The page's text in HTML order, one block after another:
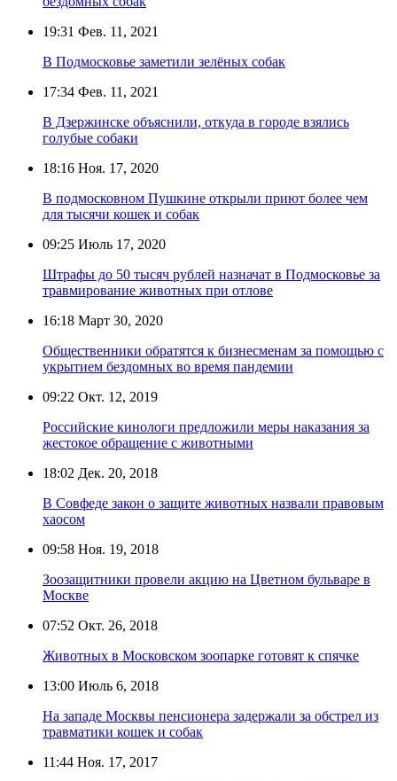
19:31 Фев. 11, 2021
В Подмосковье заметили зелёных собак
17:34 Фев. 11, 2021
В Дзержинске объяснили, откуда в городе взялись
голубые собаки
18:16 Ноя. 17, 2020
В подмосковном Пушкине открыли приют более чем
для тысячи кошек и собак
09:25 Июль 17, 2020
Штрафы до 50 тысяч рублей назначат в Подмосковье за
травмирование животных при отлове
16:18 Март 30, 2020
Общественники обратятся к бизнесменам за помощью с
укрытием бездомных во время пандемии
09:22 Окт. 12, 2019
Российские кинологи предложили меры наказания за
жестокое обращение с животными
18:02 Дек. 20, 2018
В Совфеде закон о защите животных назвали правовым
хаосом
09:58 Ноя. 19, 2018
Зоозащитники провели акцию на Цветном бульваре в
Москве
07:52 Окт. 26, 2018
Животных в Московском зоопарке готовят к спячке
13:00 Июль 6, 2018
На западе Москвы пенсионера задержали за обстрел из
травматики кошек и собак
11:44 Ноя. 17, 2017